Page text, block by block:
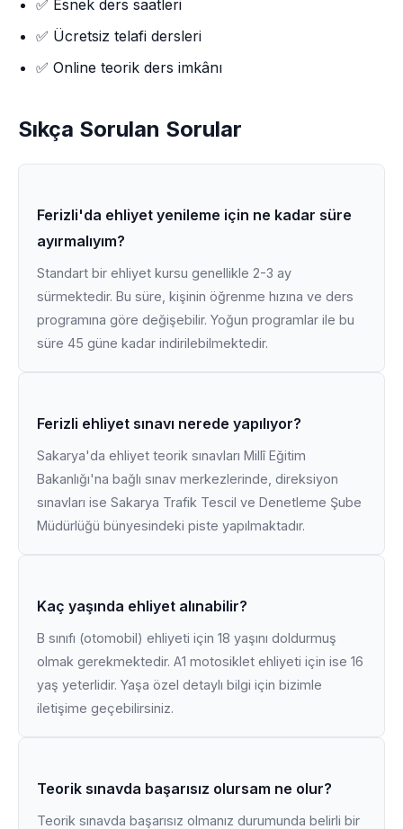
✅ Esnek ders saatleri
✅ Ücretsiz telafi dersleri
✅ Online teorik ders imkânı
Sıkça Sorulan Sorular
Ferizli'da ehliyet yenileme için ne kadar süre
ayırmalıyım?
Standart bir ehliyet kursu genellikle 2-3 ay
sürmektedir. Bu süre, kişinin öğrenme hızına ve ders
programına göre değişebilir. Yoğun programlar ile bu
süre 45 güne kadar indirilebilmektedir.
Ferizli ehliyet sınavı nerede yapılıyor?
Sakarya'da ehliyet teorik sınavları Millî Eğitim
Bakanlığı'na bağlı sınav merkezlerinde, direksiyon
sınavları ise Sakarya Trafik Tescil ve Denetleme Şube
Müdürlüğü bünyesindeki piste yapılmaktadır.
Kaç yaşında ehliyet alınabilir?
B sınıfı (otomobil) ehliyeti için 18 yaşını doldurmuş
olmak gerekmektedir. A1 motosiklet ehliyeti için ise 16
yaş yeterlidir. Yaşa özel detaylı bilgi için bizimle
iletişime geçebilirsiniz.
Teorik sınavda başarısız olursam ne olur?
Teorik sınavda başarısız olmanız durumunda belirli bir